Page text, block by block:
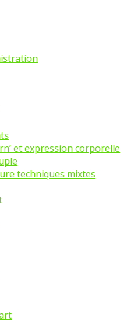
et expression corporelle
techniques mixtes